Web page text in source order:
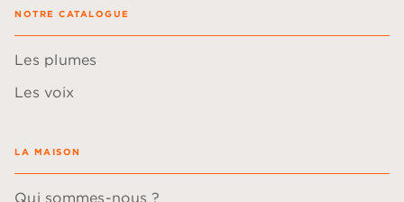
NOTRE CATALOGUE
Les plumes
Les voix
LA MAISON
Qui sommes-nous ?